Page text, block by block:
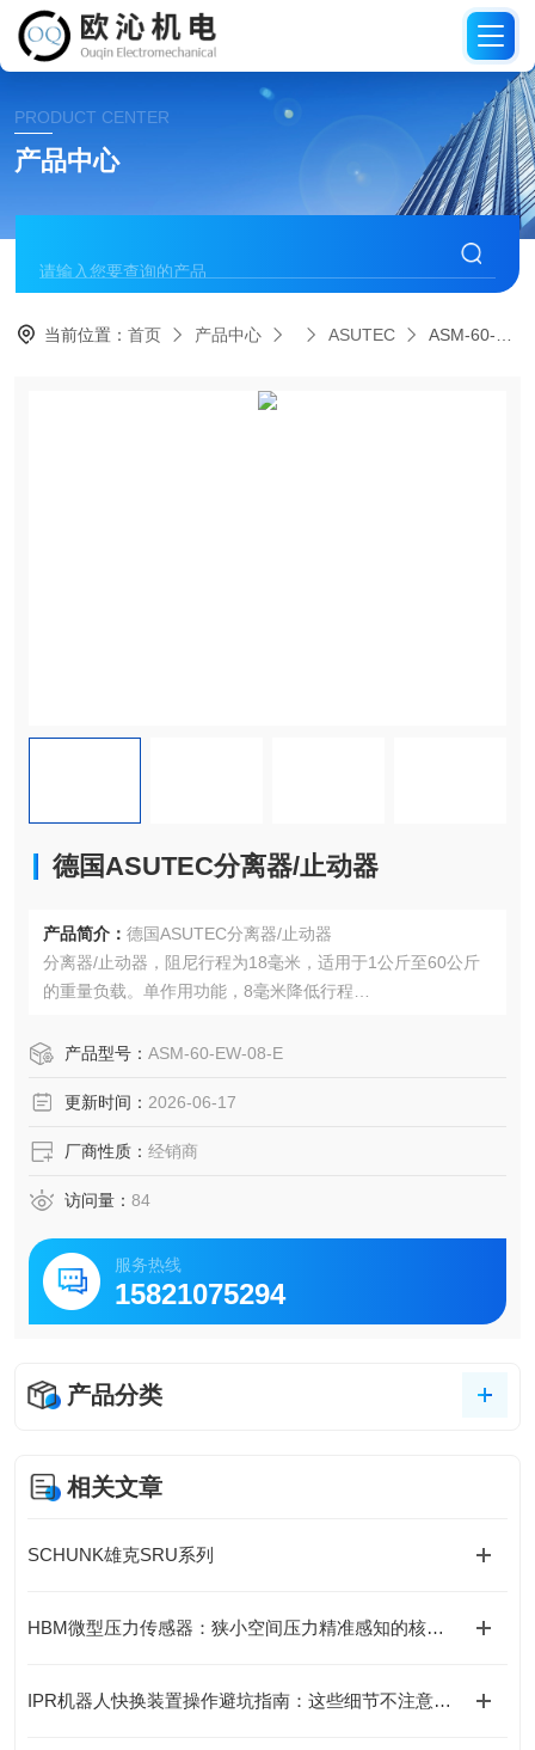
PRODUCT CENTER
产品中心
当前位置：首页 产品中心 ASUTEC ASM-60-EW-08-E德国ASUTEC分离器/止动器
德国ASUTEC分离器/止动器
产品简介： 德国ASUTEC分离器/止动器
分离器/止动器，阻尼行程为18毫米，适用于1公斤至60公斤
的重量负载。单作用功能，8毫米降低行程
产品型号： ASM-60-EW-08-E
更新时间： 2026-06-17
厂商性质： 经销商
访问量： 84
服务热线
15821075294
产品分类
相关文章
SCHUNK雄克SRU系列
HBM微型压力传感器：狭小空间压力精准感知的核心支撑
IPR机器人快换装置操作避坑指南：这些细节不注意，快换优势全白搭